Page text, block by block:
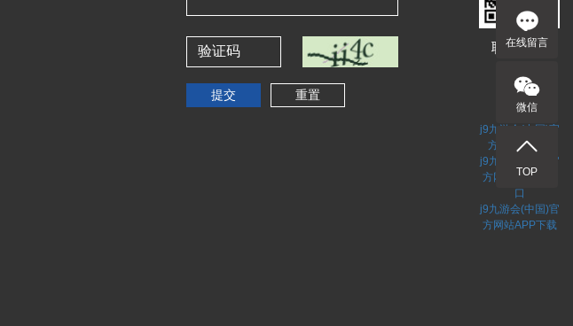
联系客服
网站地图
网站地图
网站地图
j9九游会(中国)官
方网站网页版
j9九游会(中国)官
方网站手机版入
口
j9九游会(中国)官
方网站APP下载
在线留言
微信
TOP